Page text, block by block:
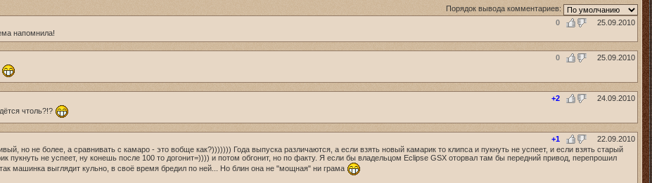
Порядок вывода комментариев:
0
25.09.2010
напомнила!
0 25.09.2010
+2 24.09.2010
чтоль?!?
+1 22.09.2010
но не более, а сравнивать с камаро - это вобще как?))))))) Года выпуска различаются, а если взять новый камарик то клипса и пукнуть не успеет, и если взять старый
пукнуть не успеет, ну конешь после 100 то догонит=)))) и потом обгонит, но по факту. Я если бы владельцом Eclipse GSX оторвал там бы передний привод, перепрошил
машинка выглядит кульно, в своё время бредил по ней... Но блин она не "мощная" ни грама